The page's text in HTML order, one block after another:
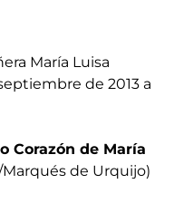
María Luisa
de 2013 a
Corazón de María
Marqués de Urquijo)